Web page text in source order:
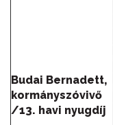
Budai Bernadett,
kormányszóvivő
/13. havi nyugdíj